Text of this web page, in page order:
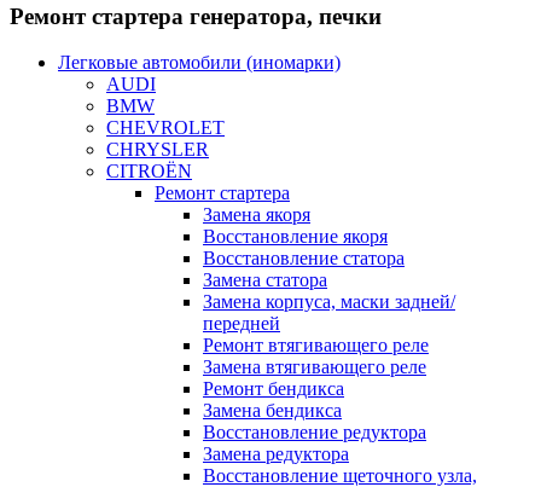
Ремонтстартера генератора, печки
Легковые автомобили (иномарки)
AUDI
BMW
CHEVROLET
CHRYSLER
CITROЁN
Ремонт стартера
Замена якоря
Восстановление якоря
Восстановление статора
Замена статора
Замена корпуса, маски задней/
передней
Ремонт втягивающего реле
Замена втягивающего реле
Ремонт бендикса
Замена бендикса
Восстановление редуктора
Замена редуктора
Восстановление щеточного узла,